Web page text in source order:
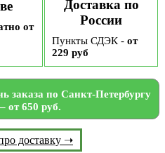
от
Доставка по
России
Пункты СДЭК - от
229 руб
заказа по Санкт-Петербургу
от 650 руб.
доставку ➝